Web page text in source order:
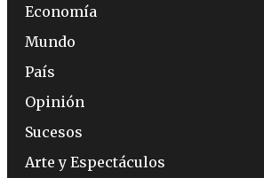
Economía
Mundo
País
Opinión
Sucesos
Arte y Espectáculos